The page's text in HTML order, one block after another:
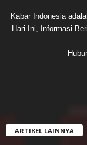
Kabar Indonesia
Hari Ini, Informasi
ARTIKEL LAINNYA